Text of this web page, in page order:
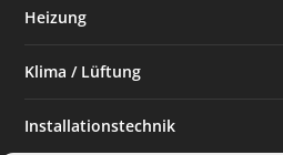
Heizung
Klima / Lüftung
Installationstechnik